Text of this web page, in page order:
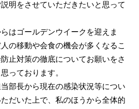
明をさせていただきたいと思って
はゴールデンウイークを迎えま
の移動や会食の機会が多くなるこ
止対策の徹底についてお願いをさ
っております。
部長から現在の感染状況等につい
だいた上で、私のほうから全体的